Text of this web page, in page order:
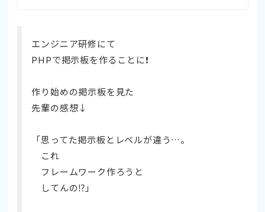
エンジニア研修にて
PHPで掲示板を作ることに❗️
作り始めの掲示板を見た
先輩の感想↓
「思ってた掲示板とレベルが違う…。
これ
フレームワーク作ろうと
してんの⁉️」